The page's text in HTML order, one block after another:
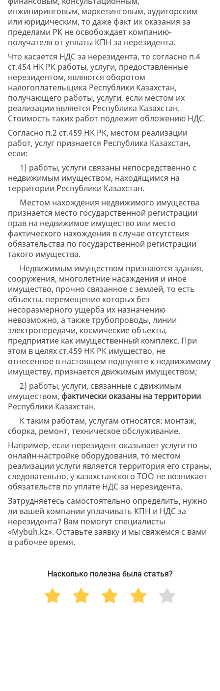
инжиниринговым, маркетинговым, аудиторским
или юридическим, то даже факт их оказания за
пределами РК не освобождает компанию-
получателя от уплаты КПН за нерезидента.
Что касается НДС за нерезидента, то согласно п.4
ст.454 НК РК работы, услуги, предоставленные
нерезидентом, являются оборотом
налогоплательщика Республики Казахстан,
получающего работы, услуги, если местом их
реализации является Республика Казахстан.
Стоимость таких работ подлежит обложению НДС.
Согласно п.2 ст.459 НК РК, местом реализации
работ, услуг признается Республика Казахстан,
если:
1) работы, услуги связаны непосредственно с
недвижимым имуществом, находящимся на
территории Республики Казахстан.
Местом нахождения недвижимого имущества
признается место государственной регистрации
прав на недвижимое имущество или место
фактического нахождения в случае отсутствия
обязательства по государственной регистрации
такого имущества.
Недвижимым имуществом признаются здания,
сооружения, многолетние насаждения и иное
имущество, прочно связанное с землей, то есть
объекты, перемещение которых без
несоразмерного ущерба их назначению
невозможно, а также трубопроводы, линии
электропередачи, космические объекты,
предприятие как имущественный комплекс. При
этом в целях ст.459 НК РК имущество, не
отнесенное в настоящем подпункте к недвижимому
имуществу, признается движимым имуществом;
2) работы, услуги, связанные с движимым
имуществом, фактически оказаны на территории
Республики Казахстан.
К таким работам, услугам относятся: монтаж,
сборка, ремонт, техническое обслуживание.
Например, если нерезидент оказывает услуги по
онлайн-настройке оборудования, то местом
реализации услуги является территория его страны,
следовательно, у казахстанского ТОО не возникает
обязательств по уплате НДС за нерезидента.
Затрудняетесь самостоятельно определить, нужно
ли вашей компании уплачивать КПН и НДС за
нерезидента? Вам помогут специалисты
«Mybuh.kz». Оставьте заявку и мы свяжемся с вами
в рабочее время.
Насколько полезна была статья?